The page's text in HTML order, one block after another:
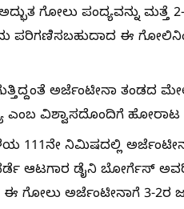
ಗೋಲು ಪಂದ್ಯವನ್ನು
ಪರಿಗಣಿಸಬಹುದಾದ ಈ
ಅರ್ಜೆಂಟೀನಾ ತಂಡದ
ಎಂಬ ವಿಶ್ವಾಸದೊಂದಿಗೆ ಹೋರಾಟ
111ನೇ ನಿಮಿಷದಲ್ಲಿ
ಆಟಗಾರ ಡೈನಿ ಬೋರ್ಗೆಸ್
ಗೋಲು ಅರ್ಜೆಂಟೀನಾಗೆ 3-2ರ